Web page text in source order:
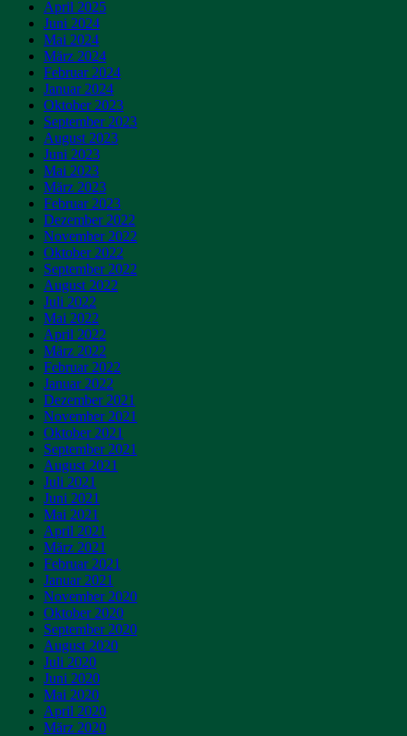
April 2025
Juni 2024
Mai 2024
März 2024
Februar 2024
Januar 2024
Oktober 2023
September 2023
August 2023
Juni 2023
Mai 2023
März 2023
Februar 2023
Dezember 2022
November 2022
Oktober 2022
September 2022
August 2022
Juli 2022
Mai 2022
April 2022
März 2022
Februar 2022
Januar 2022
Dezember 2021
November 2021
Oktober 2021
September 2021
August 2021
Juli 2021
Juni 2021
Mai 2021
April 2021
März 2021
Februar 2021
Januar 2021
November 2020
Oktober 2020
September 2020
August 2020
Juli 2020
Juni 2020
Mai 2020
April 2020
März 2020